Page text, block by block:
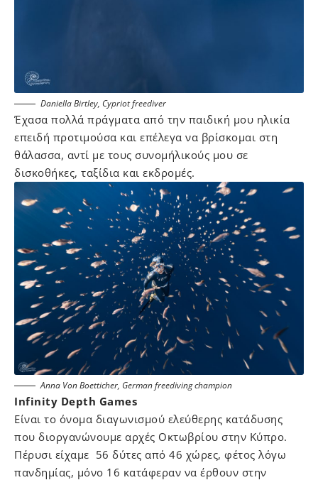
Daniella Birtley, Cypriot freediver
Έχασα πολλά πράγματα από την παιδική μου ηλικία
επειδή προτιμούσα και επέλεγα να βρίσκομαι στη
θάλασσα, αντί με τους συνομήλικούς μου σε
δισκοθήκες, ταξίδια και εκδρομές.
Anna Von Boetticher, German freediving champion
Infinity Depth Games
Είναι το όνομα διαγωνισμού ελεύθερης κατάδυσης
που διοργανώνουμε αρχές Οκτωβρίου στην Κύπρο.
Πέρυσι είχαμε 56 δύτες από 46 χώρες, φέτος λόγω
πανδημίας, μόνο 16 κατάφεραν να έρθουν στην